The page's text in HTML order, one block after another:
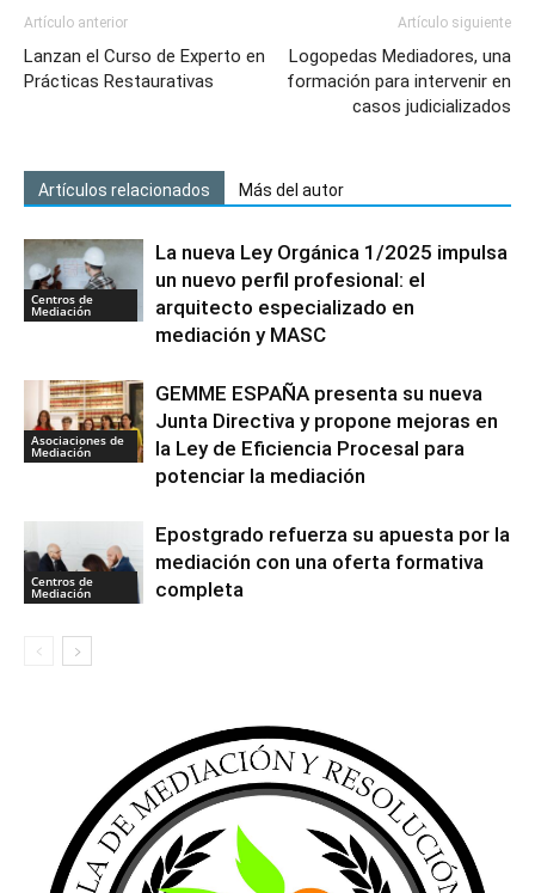
Artículo anterior
Lanzan el Curso de Experto en
Prácticas Restaurativas
Artículo siguiente
Logopedas Mediadores, una
formación para intervenir en
casos judicializados
Artículos relacionados Más del autor
Centros de
Mediación
La nueva Ley Orgánica 1/2025 impulsa
un nuevo perfil profesional: el
arquitecto especializado en
mediación y MASC
Asociaciones de
Mediación
GEMME ESPAÑA presenta su nueva
Junta Directiva y propone mejoras en
la Ley de Eficiencia Procesal para
potenciar la mediación
Centros de
Mediación
Epostgrado refuerza su apuesta por la
mediación con una oferta formativa
completa